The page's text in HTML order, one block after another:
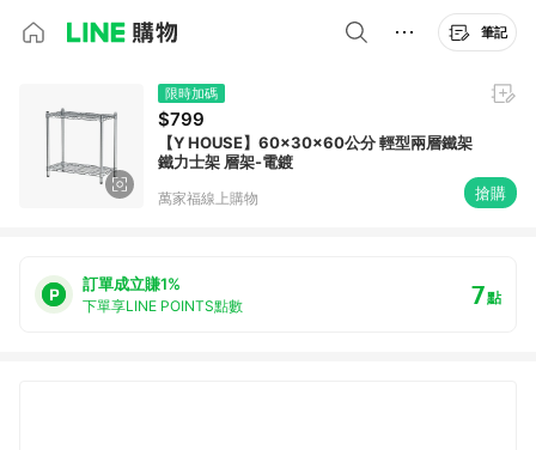
筆記
限時加碼
$799
【Y HOUSE】60x30x60公分 輕型兩層鐵架
鐵力士架 層架-電鍍
萬家福線上購物 搶購
訂單成立賺1%
下單享LINE POINTS點數 7點